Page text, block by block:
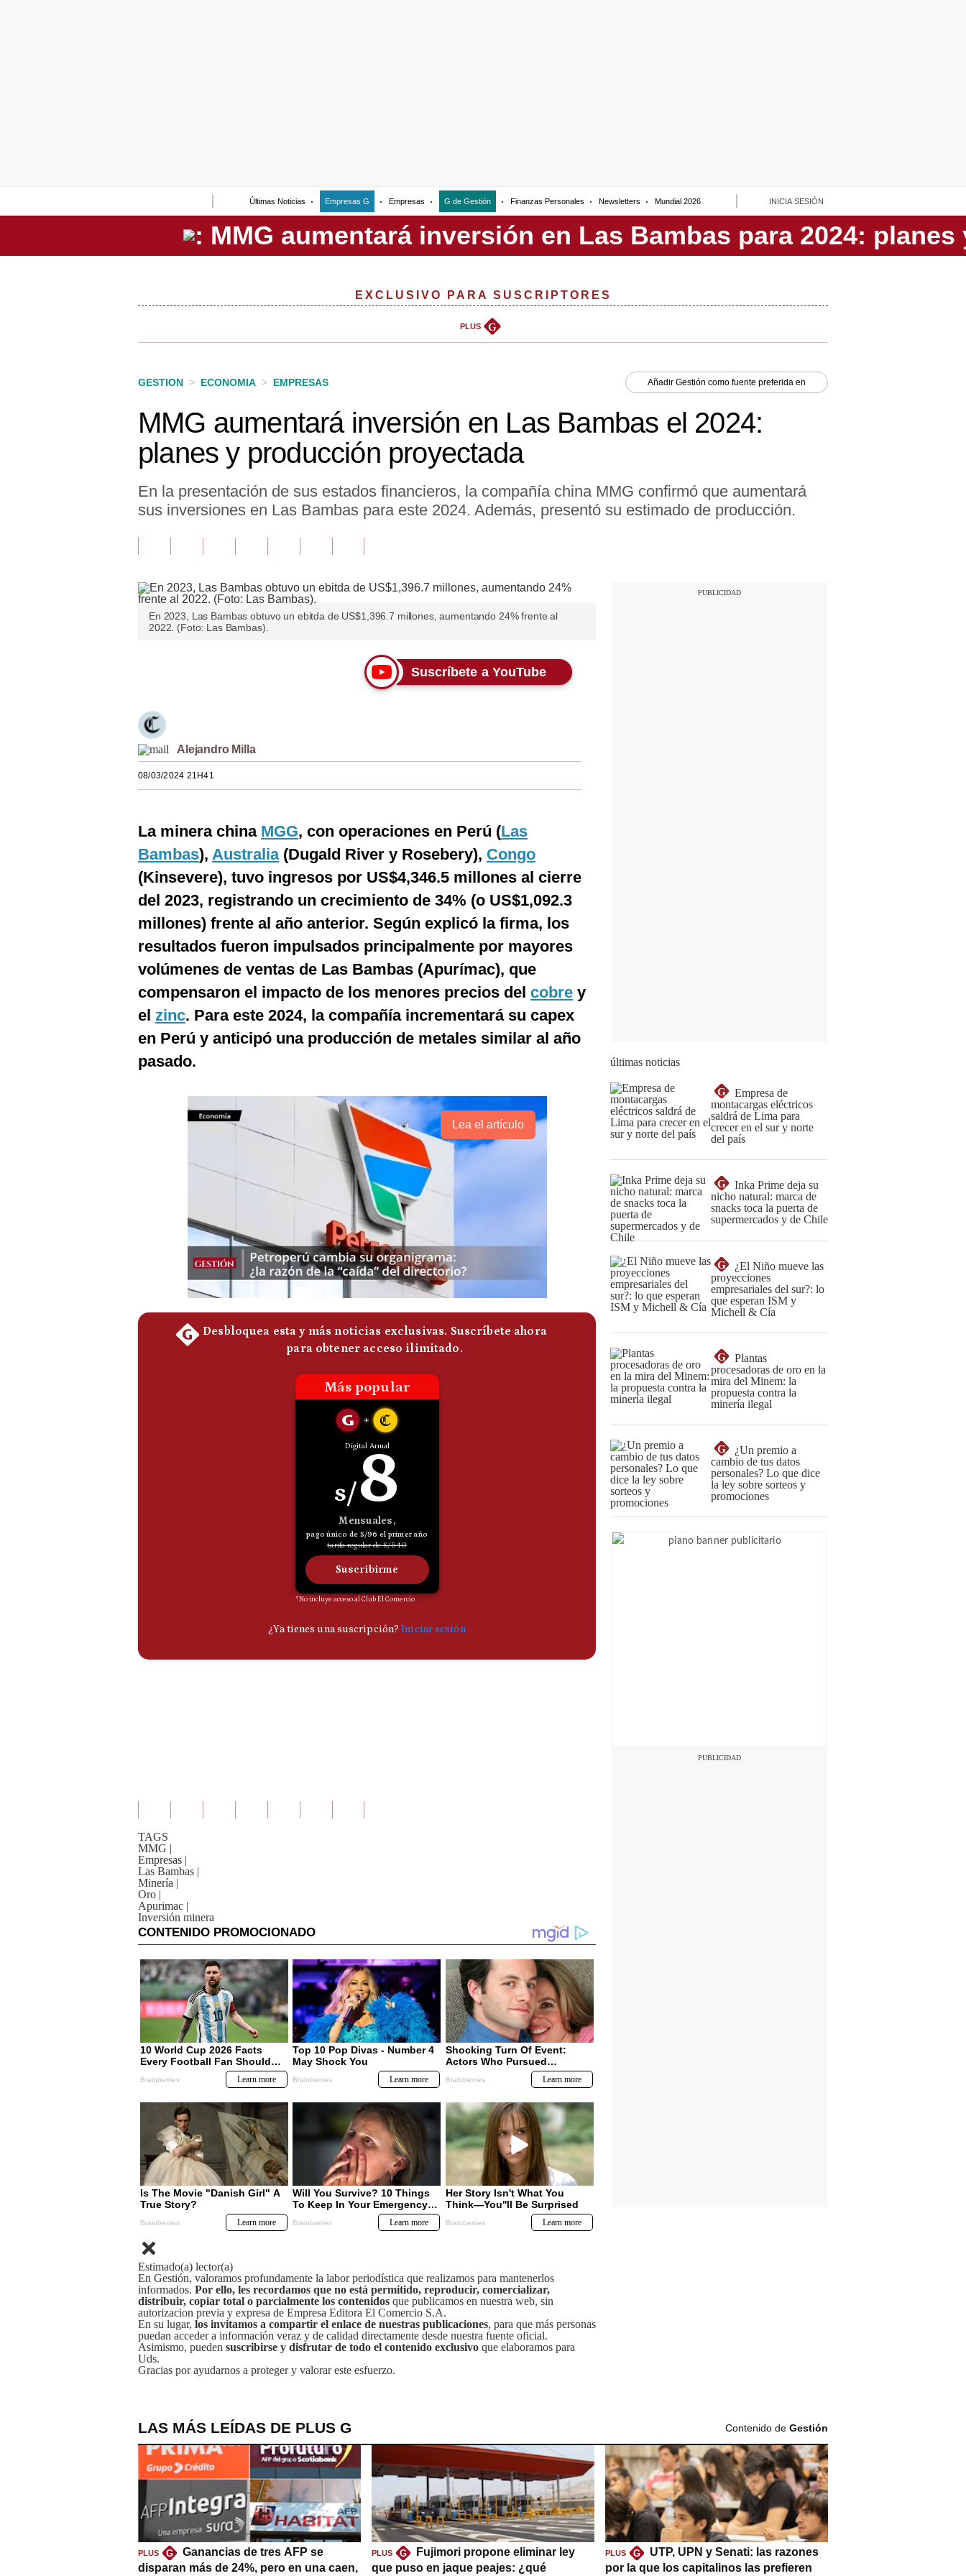
Últimas Noticias Empresas G Empresas G de Gestión Finanzas Personales Newsletters Mundial 2026 INICIA SESIÓN
Perú
EXCLUSIVO PARA SUSCRIPTORES
PLUS G
GESTION > ECONOMIA > EMPRESAS Añadir Gestión como fuente preferida en
MMG aumentará inversión en Las Bambas el 2024:
planes y producción proyectada
En la presentación de sus estados financieros, la compañía china MMG confirmó que aumentará
sus inversiones en Las Bambas para este 2024. Además, presentó su estimado de producción.
En 2023, Las Bambas obtuvo un ebitda de US$1,396.7 millones, aumentando 24% frente al
2022. (Foto: Las Bambas).
Suscríbete a YouTube
Alejandro Milla
08/03/2024 21H41
La minera china MGG, con operaciones en Perú (Las
Bambas), Australia(Dugald River y Rosebery), Congo
(Kinsevere), tuvo ingresos por US$4,346.5 millones al cierre
del 2023, registrando un crecimiento de 34% (o US$1,092.3
millones) frente al año anterior. Según explicó la firma, los
resultados fueron impulsados principalmente por mayores
volúmenes de ventas de Las Bambas (Apurímac), que
compensaron el impacto de los menores precios del cobre y
el zinc. Para este 2024, la compañía incrementará su capex
en Perú y anticipó una producción de metales similar al año
pasado.
Lea el artículo
TAGS
MMG |
Empresas |
Las Bambas |
Minería |
Oro |
Apurimac |
Inversión minera
Estimado(a) lector(a)
En Gestión, valoramos profundamente la labor periodística que realizamos para mantenerlos
informados. Por ello, les recordamos que no está permitido, reproducir, comercializar,
distribuir, copiar total o parcialmente los contenidos que publicamos en nuestra web, sin
autorizacion previa y expresa de Empresa Editora El Comercio S.A.
En su lugar, los invitamos a compartir el enlace de nuestras publicaciones, para que más personas
puedan acceder a información veraz y de calidad directamente desde nuestra fuente oficial.
Asimismo, pueden suscribirse y disfrutar de todo el contenido exclusivo que elaboramos para
Uds.
Gracias por ayudarnos a proteger y valorar este esfuerzo.
últimas noticias
G
Empresa de
montacargas eléctricos
saldrá de Lima para
crecer en el sur y norte
del país
G
Inka Prime deja su
nicho natural: marca de
snacks toca la puerta de
supermercados y de Chile
G
¿El Niño mueve las
proyecciones
empresariales del sur?: lo
que esperan ISM y
Michell & Cía
G
Plantas
procesadoras de oro en la
mira del Minem: la
propuesta contra la
minería ilegal
G
¿Un premio a
cambio de tus datos
personales? Lo que dice
la ley sobre sorteos y
promociones
LAS MÁS LEÍDAS DE PLUS G Contenido de Gestión
PLUS G
Ganancias de tres AFP se
disparan más de 24%, pero en una caen,
PLUS G
Fujimori propone eliminar ley
que puso en jaque peajes: ¿qué
PLUS G
UTP, UPN y Senati: las razones
por la que los capitalinos las prefieren